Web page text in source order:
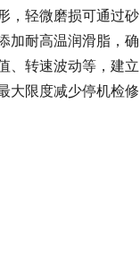
，轻微磨损可通过砂
加耐高温润滑脂，确
、转速波动等，建立
大限度减少停机检修